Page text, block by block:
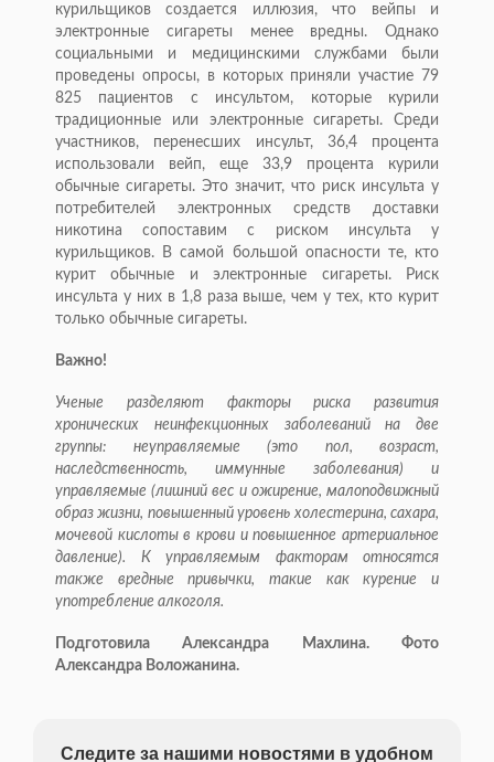
курильщиков создается иллюзия, что вейпы и
электронные сигареты менее вредны. Однако
социальными и медицинскими службами были
проведены опросы, в которых приняли участие 79
825 пациентов с инсультом, которые курили
традиционные или электронные сигареты. Среди
участников, перенесших инсульт, 36,4 процента
использовали вейп, еще 33,9 процента курили
обычные сигареты. Это значит, что риск инсульта у
потребителей электронных средств доставки
никотина сопоставим с риском инсульта у
курильщиков. В самой большой опас­ности те, кто
курит обычные и электронные сигареты. Риск
инсульта у них в 1,8 раза выше, чем у тех, кто курит
только обычные сигареты.
Важно!
Ученые разделяют факторы риска развития
хронических неинфекционных заболеваний на две
группы: неуправляемые (это пол, возраст,
наследственность, иммунные заболевания) и
управляемые (лишний вес и ожирение, малоподвижный
образ жизни, повышенный уровень холестерина, сахара,
мочевой кислоты в крови и повышенное артериальное
давление). К управляемым факторам относятся
также вредные привычки, такие как курение и
употребление алкоголя.
Подготовила Александра Махлина. Фото
Александра Воложанина.
Следите за нашими новостями в удобном